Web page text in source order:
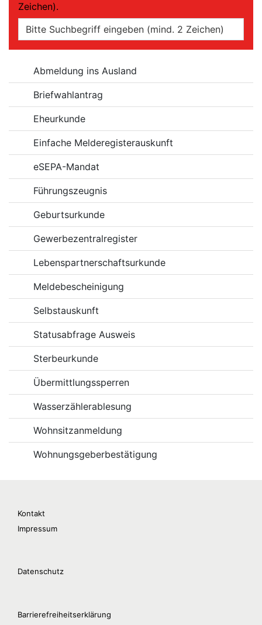
Zeichen).
Abmeldung ins Ausland
Briefwahlantrag
Eheurkunde
Einfache Melderegisterauskunft
eSEPA-Mandat
Führungszeugnis
Geburtsurkunde
Gewerbezentralregister
Lebenspartnerschaftsurkunde
Meldebescheinigung
Selbstauskunft
Statusabfrage Ausweis
Sterbeurkunde
Übermittlungssperren
Wasserzählerablesung
Wohnsitzanmeldung
Wohnungsgeberbestätigung
Kontakt
Impressum
Datenschutz
Barrierefreiheitserklärung